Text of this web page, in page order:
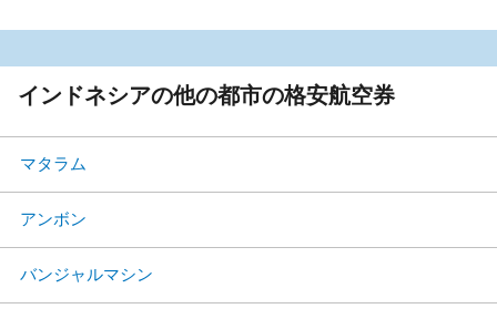
インドネシアの他の都市の格安航空券
マタラム
アンボン
バンジャルマシン